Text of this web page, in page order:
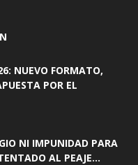
NUEVO FORMATO,
POR EL
NI IMPUNIDAD PARA
AL PEAJE...